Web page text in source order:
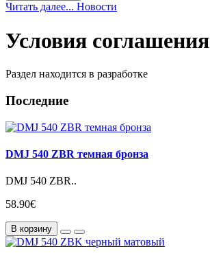
Читать далее... Новости
Условия соглашения
Раздел находится в разработке
Последние
DMJ 540 ZBR темная бронза
DMJ 540 ZBR..
58.90€
В корзину